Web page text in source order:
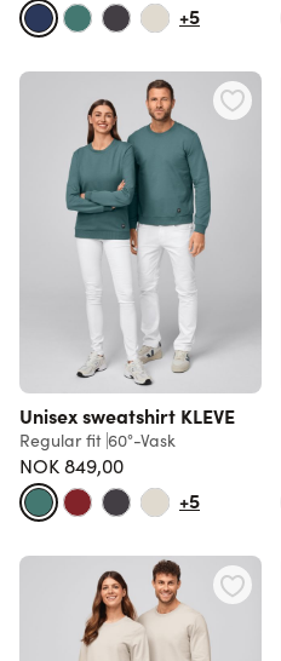
+5
Unisex sweatshirt KLEVE
Regular fit 60°-Vask
NOK 849,00
+5